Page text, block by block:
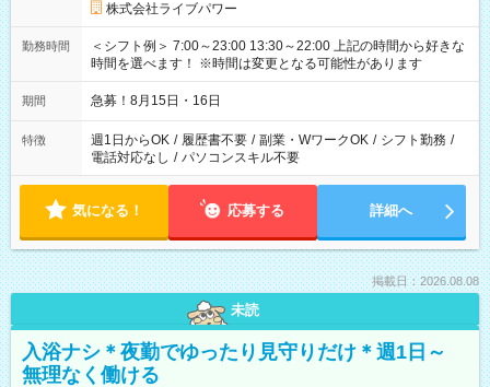
株式会社ライブパワー
勤務時間
＜シフト例＞ 7:00～23:00 13:30～22:00 上記の時間から好きな
時間を選べます！ ※時間は変更となる可能性があります
期間 急募！8月15日・16日
特徴 週1日からOK / 履歴書不要 / 副業・WワークOK / シフト勤務 /
電話対応なし / パソコンスキル不要
気になる！ 応募する 詳細へ
掲載日：2026.08.08
未読
入浴ナシ＊夜勤でゆったり見守りだけ＊週1日～
無理なく働ける